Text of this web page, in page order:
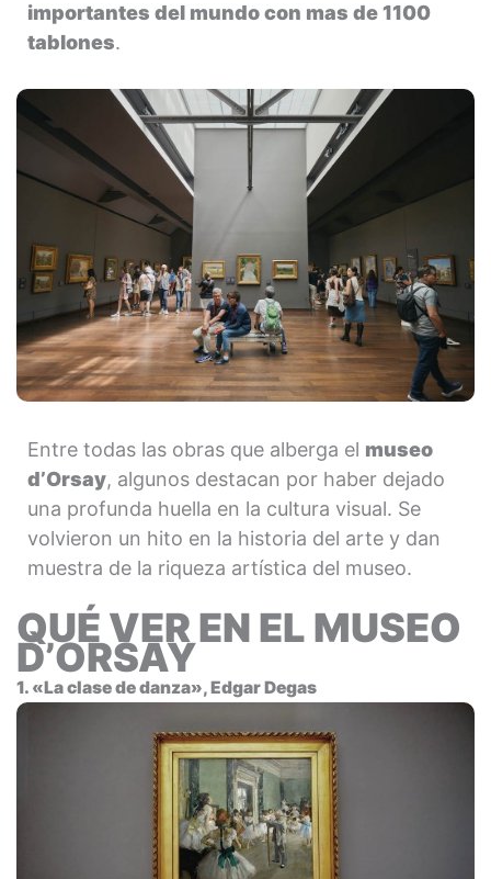
importantes del mundo con mas de 1100
tablones.
Entre todas las obras que alberga el museo
d’Orsay, algunos destacan por haber dejado
una profunda huella en la cultura visual. Se
volvieron un hito en la historia del arte y dan
muestra de la riqueza artística del museo.
QUÉ VER EN EL MUSEO
D’ORSAY
1. «La clase de danza», Edgar Degas